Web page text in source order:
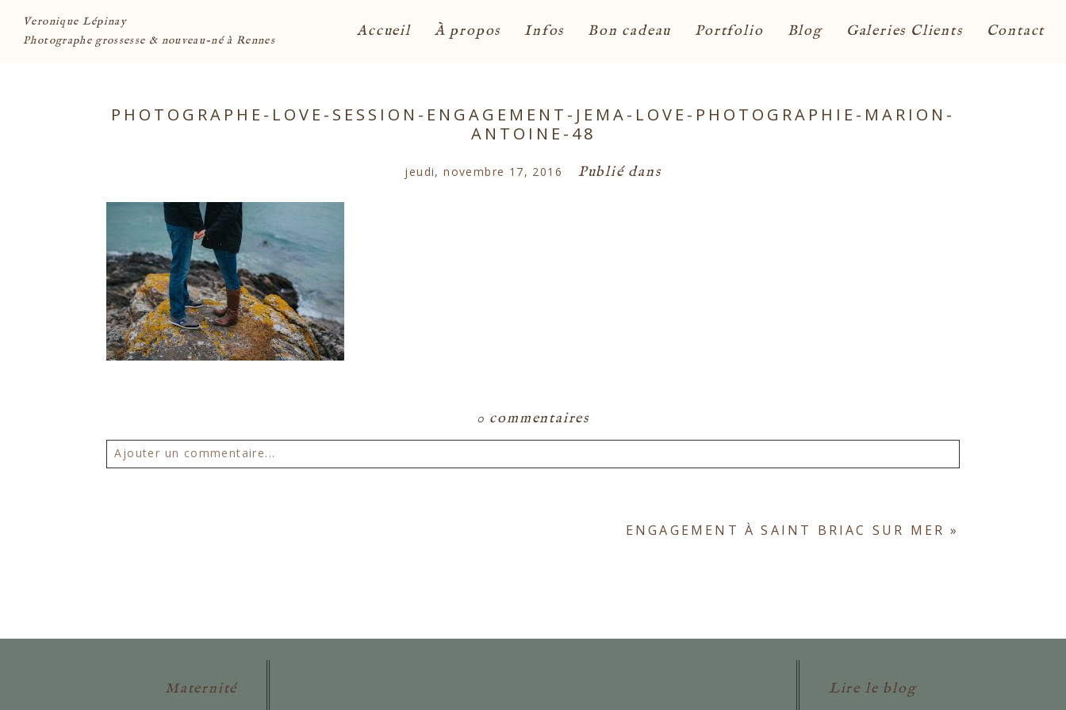
Veronique Lépinay
Photographe grossesse & nouveau-né à Rennes
Accueil À propos Infos Bon cadeau Portfolio Blog Galeries Clients Contact
PHOTOGRAPHE-LOVE-SESSION-ENGAGEMENT-JEMA-LOVE-PHOTOGRAPHIE-MARION-
ANTOINE-48
jeudi, novembre 17, 2016 Publié dans
0 commentaires
Ajouter un commentaire...
ENGAGEMENT À SAINT BRIAC SUR MER »
Maternité Lire le blog